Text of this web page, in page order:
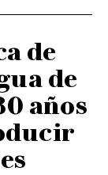
de
de
años